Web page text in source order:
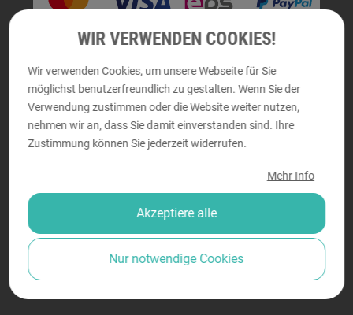
Zuverlässige Lieferung
WIR VERWENDEN COOKIES!
Wir verwenden Cookies, um unsere Webseite für Sie
möglichst benutzerfreundlich zu gestalten. Wenn Sie der
Verwendung zustimmen oder die Website weiter nutzen,
nehmen wir an, dass Sie damit einverstanden sind. Ihre
Zustimmung können Sie jederzeit widerrufen.
Mehr Info
Akzeptiere alle
Nur notwendige Cookies